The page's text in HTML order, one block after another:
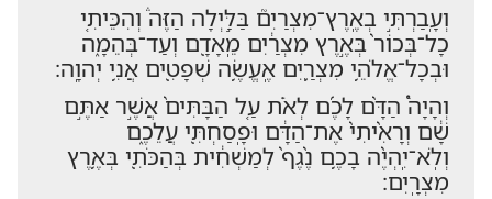
וְעָֽבַרְתִּ֣י בְאֶֽרֶץ־מִצְרַיִם֮ בַּלַּ֣יְלָה הַזֶּה֒ וְהִכֵּיתִ֤י
כָל־בְּכוֹר֙ בְּאֶ֣רֶץ מִצְרַ֔יִם מֵֽאָדָ֖ם וְעַד־בְּהֵמָ֑ה
וּבְכָל־אֱלֹהֵ֥י מִצְרַ֛יִם אֶֽעֱשֶׂ֥ה שְׁפָטִ֖ים אֲנִ֥י יְהוָֽה׃
וְהָיָה֩ הַדָּ֨ם לָכֶ֜ם לְאֹ֗ת עַ֤ל הַבָּתִּים֙ אֲשֶׁ֣ר אַתֶּ֣ם
שָׁ֔ם וְרָאִ֨יתִי֙ אֶת־הַדָּ֔ם וּפָֽסַחְתִּ֖י עֲלֵכֶ֑ם
וְלֹֽא־יִֽהְיֶ֨ה בָכֶ֥ם נֶ֨גֶף֙ לְמַשְׁחִ֔ית בְּהַכֹּתִ֖י בְּאֶ֥רֶץ
מִצְרָֽיִם׃